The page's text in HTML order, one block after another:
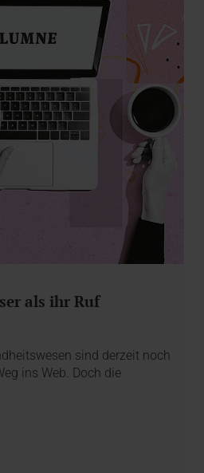
als ihr Ruf
sind derzeit noch
ins Web. Doch die